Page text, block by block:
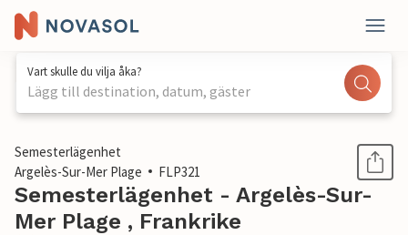
Vart skulle du vilja åka?
Lägg till destination, datum, gäster
1 / 16
Semesterlägenhet
Argelès-Sur-Mer Plage
FLP321
Semesterlägenhet - Argelès-Sur-
Mer Plage , Frankrike